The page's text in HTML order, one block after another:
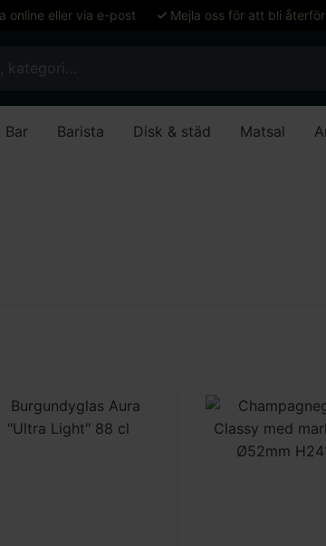
online eller via e-post Mejla oss för att bli
Bar Barista Disk & städ Matsal